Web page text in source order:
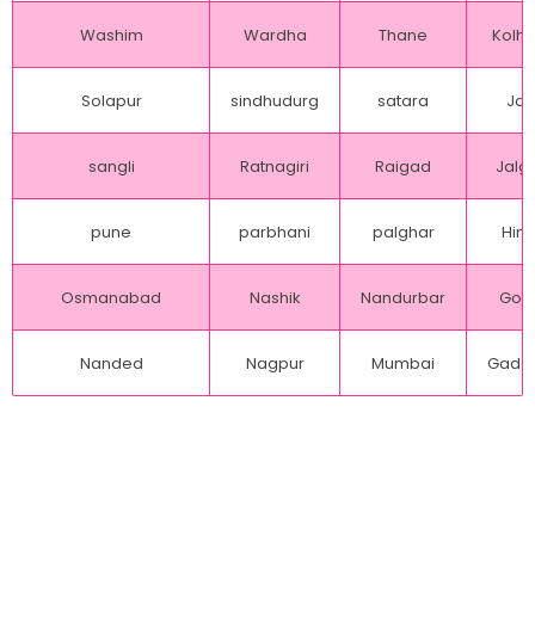
Washim Wardha Thane
Solapur sindhudurg satara
sangli Ratnagiri Raigad
pune parbhani palghar
Osmanabad Nashik Nandurbar
Nanded Nagpur Mumbai